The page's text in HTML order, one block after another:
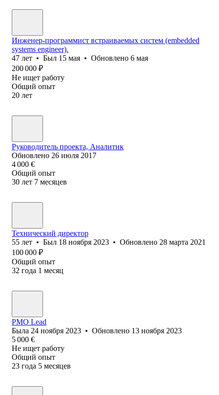
Инженер-программист встраиваемых систем (embedded
systems engineer).
47 лет • Был 15 мая • Обновлено 6 мая
200 000 ₽
Не ищет работу
Общий опыт
20 лет
Руководитель проекта, Аналитик
Обновлено 26 июля 2017
4 000 €
Общий опыт
30 лет 7 месяцев
Технический директор
55 лет • Был 18 ноября 2023 • Обновлено 28 марта 2021
100 000 ₽
Общий опыт
32 года 1 месяц
PMO Lead
Была 24 ноября 2023 • Обновлено 13 ноября 2023
5 000 €
Не ищет работу
Общий опыт
23 года 5 месяцев